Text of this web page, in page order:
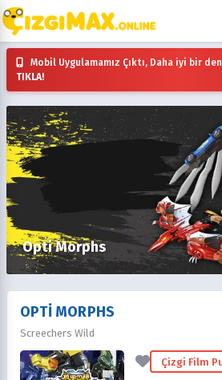
Mobil Uygulamamız Çıktı, Daha iyi bir
TIKLA!
Opti Morphs
OPTI MORPHS
Screechers Wild
Çizgi Film